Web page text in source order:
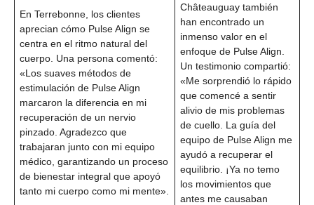
En Terrebonne, los clientes
aprecian cómo Pulse Align se
centra en el ritmo natural del
cuerpo. Una persona comentó:
«Los suaves métodos de
estimulación de Pulse Align
marcaron la diferencia en mi
recuperación de un nervio
pinzado. Agradezco que
trabajaran junto con mi equipo
médico, garantizando un proceso
de bienestar integral que apoyó
tanto mi cuerpo como mi mente».
Châteauguay también
han encontrado un
inmenso valor en el
enfoque de Pulse Align.
Un testimonio compartió:
«Me sorprendió lo rápido
que comencé a sentir
alivio de mis problemas
de cuello. La guía del
equipo de Pulse Align me
ayudó a recuperar el
equilibrio. ¡Ya no temo
los movimientos que
antes me causaban